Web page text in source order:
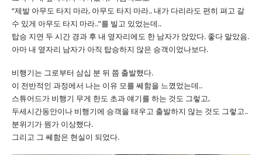
“제발 아무도 타지 마라, 아무도 타지 마라.. 내가 다리라도 편히 펴고 갈
수 있게 아무도 타지 마라..”를 빌고 있었는데..
탑승 지연 두 시간 경과 후 내 옆자리에도 한 남자가 앉았다. 좋다 말았음.
아마 내 옆자리 남자가 아직 탑승하지 않은 승객이었나보다.
비행기는 그로부터 삼십 분 뒤 쯤 출발했다.
이 전반적인 과정에서 나는 이유 모를 쎄함을 느꼈었는데..
스튜어드가 비행기 무게 한도 초과 얘기를 하는 것도 그렇고,
두세시간동안이나 비행기에 승객을 태우고 출발하지 않는 것도 그렇고..
분위기가 뭔가 이상했다.
그리고 그 쎄함은 현실이 되었다.